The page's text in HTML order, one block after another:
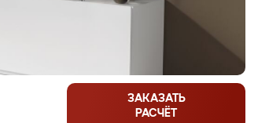
ЗАКАЗАТЬ
РАСЧЁТ